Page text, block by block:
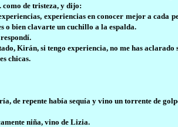
como de tristeza, y dijo:
experiencias en conocer mejor a cada
o bien clavarte un cuchillo a la espalda.
Kirán, si tengo experiencia, no me has aclarado
chicas.
de repente había sequía y vino un torrente de
niña, vino de Lizia.